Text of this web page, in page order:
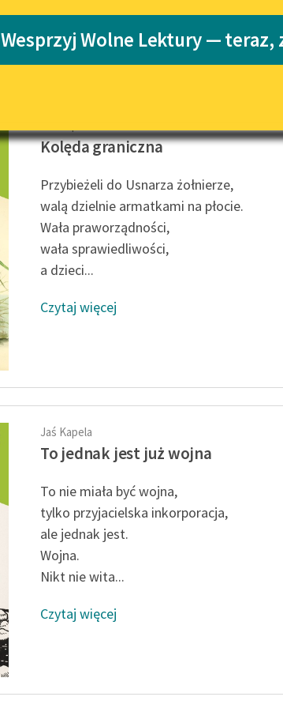
literatury do
uczennic i uczniów z
Feministyczne
Popularyzacja
Wesprzyj Wolne Lektury — teraz,
Kolęda graniczna
Przybieżeli do Usnarza żołnierze,
walą dzielnie armatkami na płocie.
Wała praworządności,
wała sprawiedliwości,
a dzieci...
Czytaj więcej
Jaś Kapela
To jednak jest już wojna
To nie miała być wojna,
tylko przyjacielska inkorporacja,
ale jednak jest.
Wojna.
Nikt nie wita...
Czytaj więcej